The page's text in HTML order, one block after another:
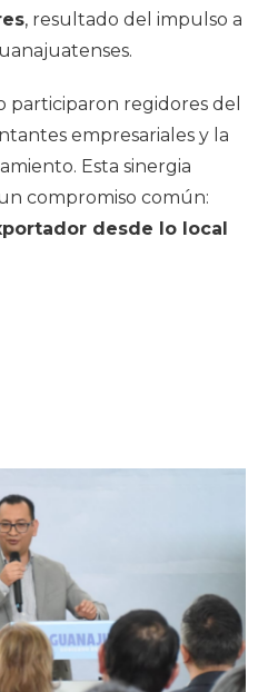
, resultado del impulso a
participaron regidores del
empresariales y la
Esta sinergia
compromiso común:
desde lo local